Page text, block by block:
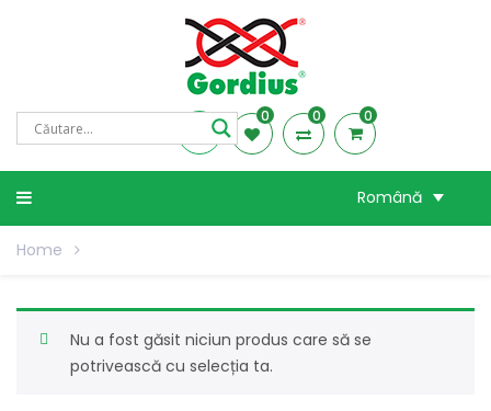
0 0 0
Română
Home
Nu a fost găsit niciun produs care să se
potrivească cu selecția ta.